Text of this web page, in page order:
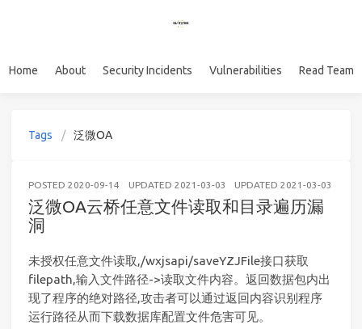
Home About Security Incidents Vulnerabilities Read Team
Tags 泛微OA
POSTED 2020-09-14 UPDATED 2021-03-03 UPDATED 2021-03-03
泛微OA云桥任意文件读取和目录遍历漏
洞
未授权任意文件读取,/wxjsapi/saveYZJFile接口获取
filepath,输入文件路径->读取文件内容。返回数据包内出
现了程序的绝对路径,攻击者可以通过返回内容识别程序
运行路径从而下载数据库配置文件危害可见。